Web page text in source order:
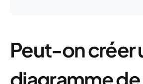
Peut-on créer